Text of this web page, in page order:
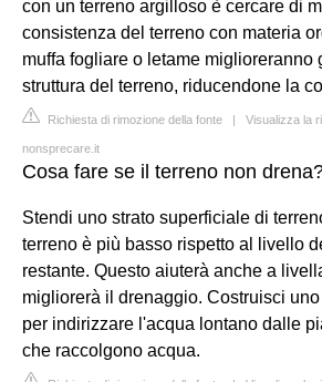
con un terreno argilloso è cercare di
consistenza del terreno con materia
muffa fogliare o letame miglioreranno
struttura del terreno, riducendone la
Richiesta di rimozione della fonte | Visualizza la
nonsprecare.it
Cosa fare se il terreno non
Stendi uno strato superficiale di
terreno è più basso rispetto al livello
restante. Questo aiuterà anche a
migliorerà il drenaggio. Costruisci
per indirizzare l'acqua lontano dalle
che raccolgono acqua.